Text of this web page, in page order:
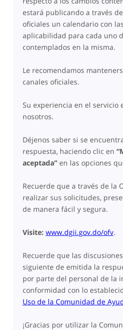
estará publicando a través
oficiales un calendario con
aplicabilidad para cada uno
contemplados en la misma.
Le recomendamos
canales oficiales.
Su experiencia en el servicio
nosotros.
Déjenos saber si se
respuesta, haciendo clic en
aceptada”en las opciones
Recuerde que a través de la
realizar sus solicitudes,
de manera fácil y segura.
Visite: www.dgii.gov.do/ofv.
Recuerde que las
siguiente de emitida la
por parte del personal de la
conformidad con lo
Uso de la Comunidad de
¡Gracias por utilizar la